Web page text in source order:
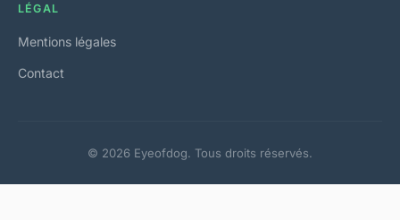
LÉGAL
Mentions légales
Contact
© 2026 Eyeofdog. Tous droits réservés.